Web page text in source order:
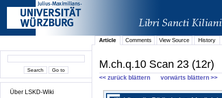
Über LSKD-Wiki
Article Comments View Source History
M.ch.q.10 Scan 23 (12r)
<< zurück blättern vorwärts blättern >>